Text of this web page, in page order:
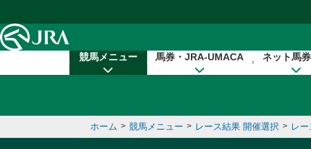
競馬メニュー 馬券・JRA-UMACA ネット馬
ホーム > 競馬メニュー > レース結果 開催選択 > レ